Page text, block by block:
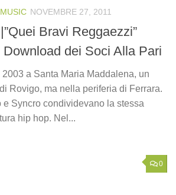
MUSIC NOVEMBRE 27, 2011
Bravi Reggaezzi”
dei Soci Alla Pari
2003 a Santa Maria Maddalena, un
Rovigo, ma nella periferia di Ferrara.
e Syncro condividevano la stessa
hip hop. Nel...
0